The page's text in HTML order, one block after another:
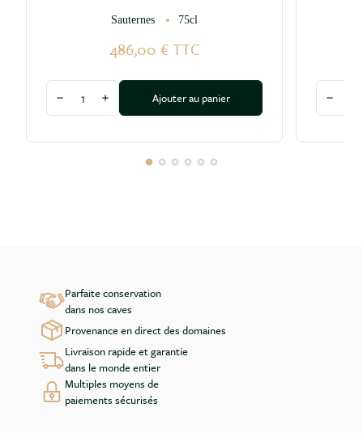
Sauternes 75cl
486,00 €TTC
Diminuer la quantité
Augmenter la quantité
Ajouter au panier
Parfaite conservation
dans nos caves
Provenance en direct des domaines
Livraison rapide et garantie
dans le monde entier
Multiples moyens de
paiements sécurisés